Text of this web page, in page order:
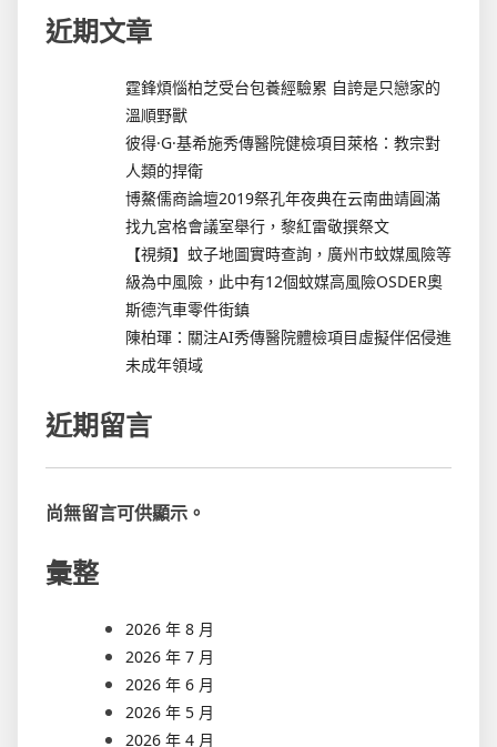
近期文章
霆鋒煩惱柏芝受台包養經驗累 自誇是只戀家的
溫順野獸
彼得·G·基希施秀傳醫院健檢項目萊格：教宗對
人類的捍衛
博鰲儒商論壇2019祭孔年夜典在云南曲靖圓滿
找九宮格會議室舉行，黎紅雷敬撰祭文
【視頻】蚊子地圖實時查詢，廣州市蚊媒風險等
級為中風險，此中有12個蚊媒高風險OSDER奧
斯德汽車零件街鎮
陳柏琿：關注AI秀傳醫院體檢項目虛擬伴侶侵進
未成年領域
近期留言
尚無留言可供顯示。
彙整
2026 年 8 月
2026 年 7 月
2026 年 6 月
2026 年 5 月
2026 年 4 月